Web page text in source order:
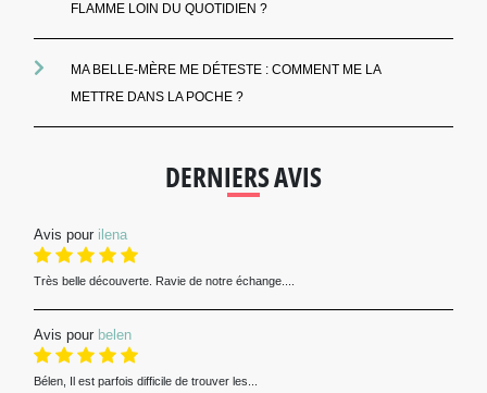
FLAMME LOIN DU QUOTIDIEN ?
MA BELLE-MÈRE ME DÉTESTE : COMMENT ME LA
METTRE DANS LA POCHE ?
DERNIERS AVIS
Avis pour ilena
Très belle découverte. Ravie de notre échange....
Avis pour belen
Bélen, Il est parfois difficile de trouver les...